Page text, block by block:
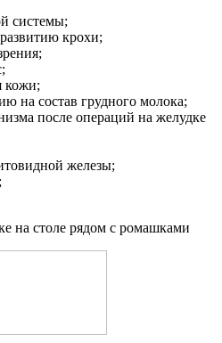
системы;
крохи;
кожи;
на состав грудного молока;
после операций на желудке
железы;